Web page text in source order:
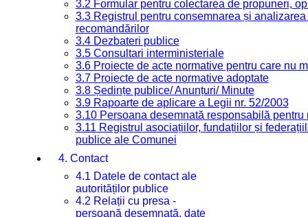
3.2 Formular pentru colectarea de propuneri,
3.3 Registrul pentru consemnarea și
recomandărilor
3.4 Dezbateri publice
3.5 Consultari interministeriale
3.6 Proiecte de acte normative pentru care nu
3.7 Proiecte de acte normative adoptate
3.8 Ședințe publice/ Anunțuri/ Minute
3.9 Rapoarte de aplicare a Legii nr. 52/2003
3.10 Persoana desemnată responsabilă
3.11 Registrul asociațiilor, fundațiilor și
publice ale Comunei
4. Contact
4.1 Datele de contact ale
autorităților publice
4.2 Relații cu presa -
persoană desemnată, date